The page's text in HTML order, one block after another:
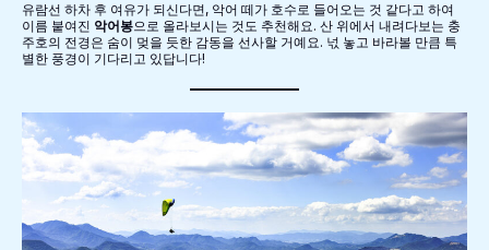
유람선 하차 후 여유가 되신다면, 악어 떼가 호수로 들어오는 것 같다고 하여
이름 붙여진 악어봉으로 올라보시는 것도 추천해요. 산 위에서 내려다보는 충
주호의 전경은 숨이 멎을 듯한 감동을 선사할 거예요. 넋 놓고 바라볼 만큼 특
별한 풍경이 기다리고 있답니다!